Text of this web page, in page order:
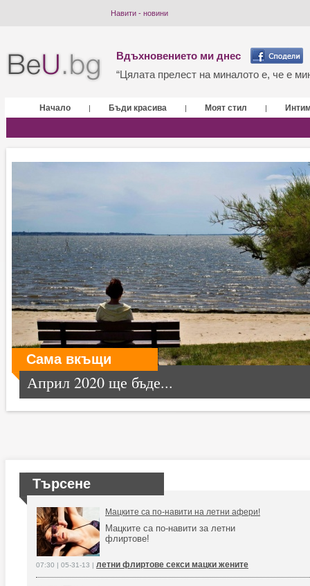
Навити - новини
Вдъхновението ми днес
“Цялата прелест на миналото е, че е
Начало | Бъди красива | Моят стил |
Сама вкъщи
Април 2020 ще бъде...
Търсене
Мацките са по-навити на летни афери!
Мацките са по-навити за летни
флиртове!
07:30 | 05-31-13 | летни флиртове секси мацки жените